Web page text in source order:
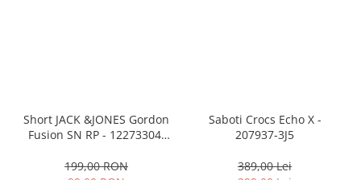
Short JACK &JONES Gordon
Fusion SN RP - 12273304-
199,00 RON
Saboti Crocs Echo X -
207937-3J5
389,00 Lei